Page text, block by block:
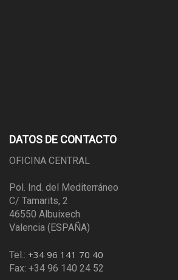
DATOS DE CONTACTO
OFICINA CENTRAL
Pol. Ind. del Mediterráneo
C/ Tamarits, 2
46550 Albuixech
Valencia (ESPAÑA)
Tel.: +34 96 141 70 40
Fax: +34 96 140 24 52